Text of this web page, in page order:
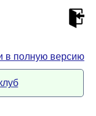
в полную версию